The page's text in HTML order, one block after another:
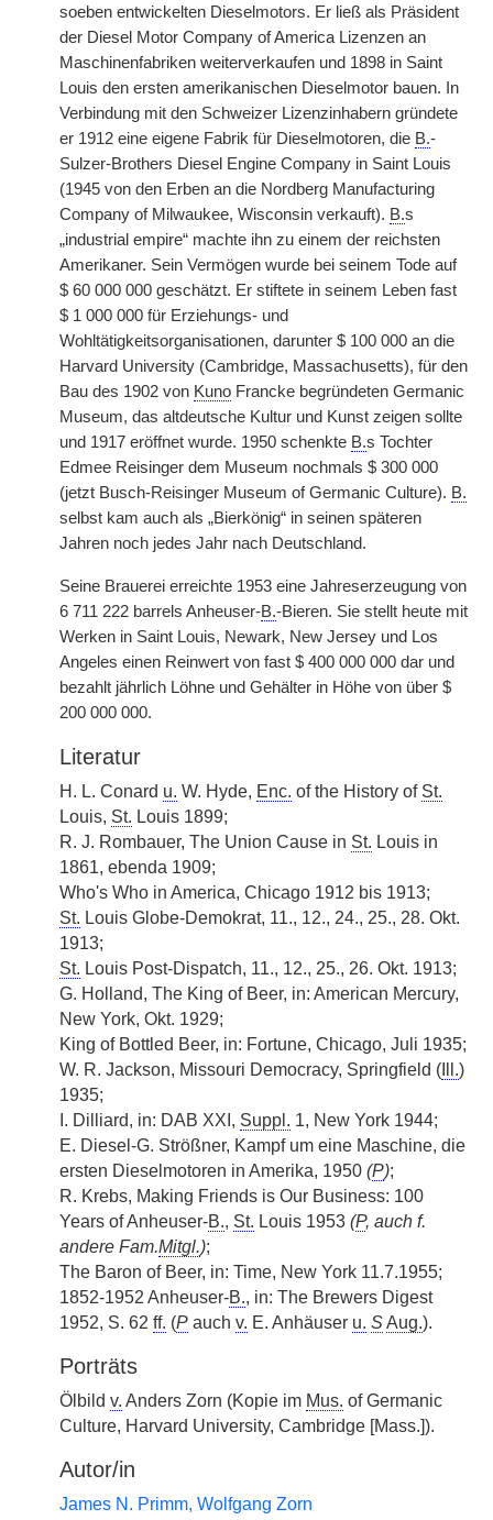
soeben entwickelten Dieselmotors. Er ließ als Präsident
der Diesel Motor Company of America Lizenzen an
Maschinenfabriken weiterverkaufen und 1898 in Saint
Louis den ersten amerikanischen Dieselmotor bauen. In
Verbindung mit den Schweizer Lizenzinhabern gründete
er 1912 eine eigene Fabrik für Dieselmotoren, die B.-
Sulzer-Brothers Diesel Engine Company in Saint Louis
(1945 von den Erben an die Nordberg Manufacturing
Company of Milwaukee, Wisconsin verkauft). B.s
„industrial empire“ machte ihn zu einem der reichsten
Amerikaner. Sein Vermögen wurde bei seinem Tode auf
$ 60 000 000 geschätzt. Er stiftete in seinem Leben fast
$ 1 000 000 für Erziehungs- und
Wohltätigkeitsorganisationen, darunter $ 100 000 an die
Harvard University (Cambridge, Massachusetts), für den
Bau des 1902 von Kuno Francke begründeten Germanic
Museum, das altdeutsche Kultur und Kunst zeigen sollte
und 1917 eröffnet wurde. 1950 schenkte B.s Tochter
Edmee Reisinger dem Museum nochmals $ 300 000
(jetzt Busch-Reisinger Museum of Germanic Culture). B.
selbst kam auch als „Bierkönig“ in seinen späteren
Jahren noch jedes Jahr nach Deutschland.
Seine Brauerei erreichte 1953 eine Jahreserzeugung von
6 711 222 barrels Anheuser-B.-Bieren. Sie stellt heute mit
Werken in Saint Louis, Newark, New Jersey und Los
Angeles einen Reinwert von fast $ 400 000 000 dar und
bezahlt jährlich Löhne und Gehälter in Höhe von über $
200 000 000.
Literatur
H. L. Conard u. W. Hyde, Enc. of the History of St.
Louis, St. Louis 1899;
R. J. Rombauer, The Union Cause in St. Louis in
1861, ebenda 1909;
Who's Who in America, Chicago 1912 bis 1913;
St. Louis Globe-Demokrat, 11., 12., 24., 25., 28. Okt.
1913;
St. Louis Post-Dispatch, 11., 12., 25., 26. Okt. 1913;
G. Holland, The King of Beer, in: American Mercury,
New York, Okt. 1929;
King of Bottled Beer, in: Fortune, Chicago, Juli 1935;
W. R. Jackson, Missouri Democracy, Springfield ( Ill.)
1935;
I. Dilliard, in: DAB XXI, Suppl. 1, New York 1944;
E. Diesel-G. Strößner, Kampf um eine Maschine, die
ersten Dieselmotoren in Amerika, 1950 (P);
R. Krebs, Making Friends is Our Business: 100
Years of Anheuser-B., St. Louis 1953 (P, auch f.
andere Fam.Mitgl.);
The Baron of Beer, in: Time, New York 11.7.1955;
1852-1952 Anheuser-B., in: The Brewers Digest
1952, S. 62 ff. (P auch v. E. Anhäuser u. SAug.).
Porträts
Ölbild v. Anders Zorn (Kopie im Mus. of Germanic
Culture, Harvard University, Cambridge [Mass.]).
Autor/in
James N. Primm, Wolfgang Zorn